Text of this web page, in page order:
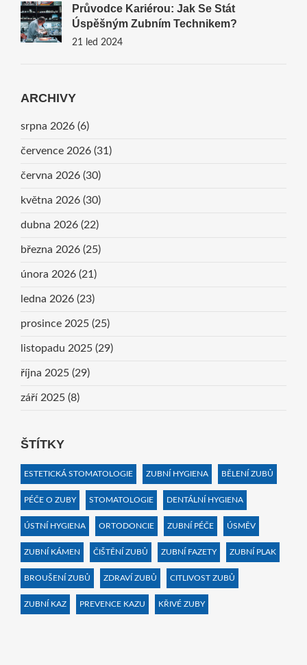
Průvodce Kariérou: Jak Se Stát
Úspěšným Zubním Technikem?
21 led 2024
ARCHIVY
srpna 2026 (6)
července 2026 (31)
června 2026 (30)
května 2026 (30)
dubna 2026 (22)
března 2026 (25)
února 2026 (21)
ledna 2026 (23)
prosince 2025 (25)
listopadu 2025 (29)
října 2025 (29)
září 2025 (8)
ŠTÍTKY
ESTETICKÁ STOMATOLOGIE ZUBNÍ HYGIENA BĚLENÍ ZUBŮ
PÉČE O ZUBY STOMATOLOGIE DENTÁLNÍ HYGIENA
ÚSTNÍ HYGIENA ORTODONCIE ZUBNÍ PÉČE ÚSMĚV
ZUBNÍ KÁMEN ČIŠTĚNÍ ZUBŮ ZUBNÍ FAZETY ZUBNÍ PLAK
BROUŠENÍ ZUBŮ ZDRAVÍ ZUBŮ CITLIVOST ZUBŮ
ZUBNÍ KAZ PREVENCE KAZU KŘIVÉ ZUBY